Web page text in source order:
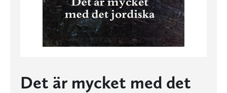
Det är mycket med det